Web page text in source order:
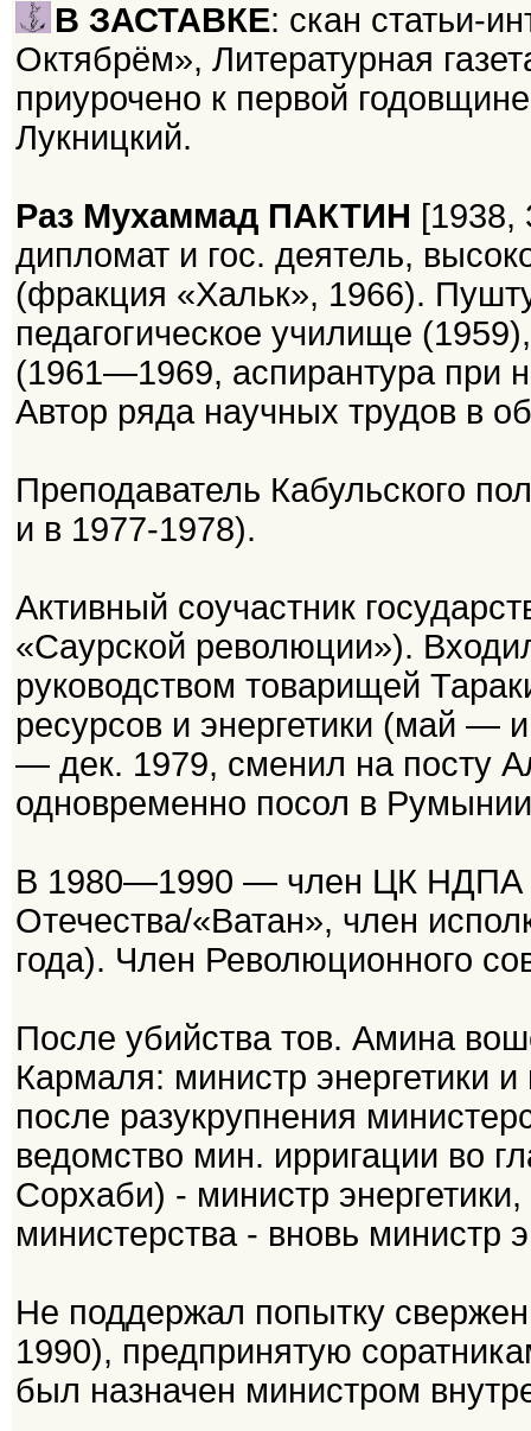
В ЗАСТАВКЕ: скан статьи-
Октябрём», Литературная
приурочено к первой
Лукницкий.
Раз Мухаммад ПАКТИН [1938,
дипломат и гос. деятель,
(фракция «Хальк», 1966).
педагогическое училище
(1961—1969, аспирантура при
Автор ряда научных трудов в
Преподаватель Кабульского
и в 1977-1978).
Активный соучастник
«Саурской революции»).
руководством товарищей
ресурсов и энергетики (май
— дек. 1979, сменил на посту
одновременно посол в
В 1980—1990 — член ЦК НДПА
Отечества/«Ватан», член
года). Член Революционного
После убийства тов. Амина
Кармаля: министр энергетики
после разукрупнения
ведомство мин. ирригации во
Сорхаби) - министр
министерства - вновь министр
Не поддержал попытку
1990), предпринятую
был назначен министром